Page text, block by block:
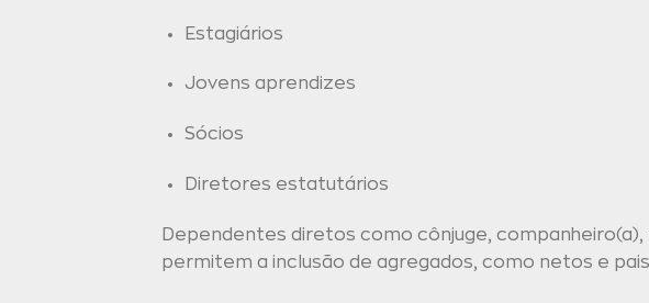
Estagiários
Jovens aprendizes
Sócios
Diretores estatutários
Dependentes diretos como cônjuge,
permitem a inclusão de agregados, como netos e